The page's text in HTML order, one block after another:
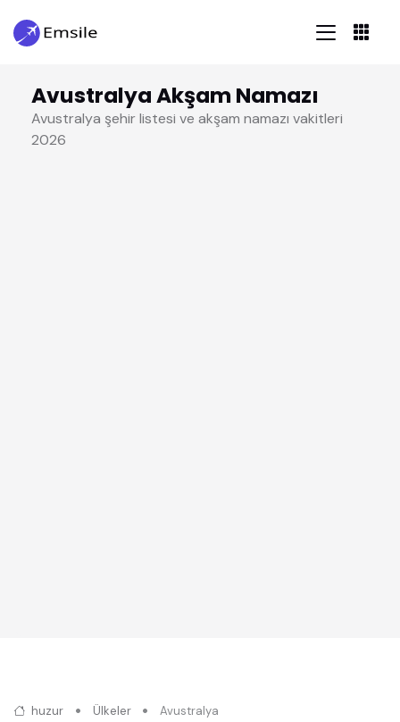
Avustralya Akşam Namazı
Avustralya şehir listesi ve akşam namazı vakitleri
2026
huzur Ülkeler Avustralya